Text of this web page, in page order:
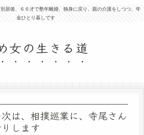
居後、６６才で塾年離婚、独身に戻り、親の介護をしつつ、年
金ひとり暮しです
女の生きる道
は、相撲巡業に、寺尾さん
します